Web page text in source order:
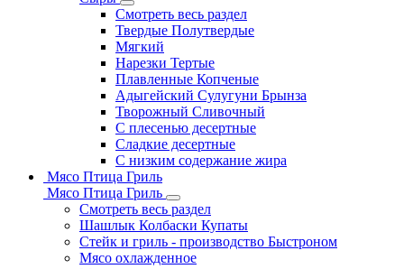
Смотреть весь раздел
Твердые Полутвердые
Мягкий
Нарезки Тертые
Плавленные Копченые
Адыгейский Сулугуни Брынза
Творожный Сливочный
С плесенью десертные
Сладкие десертные
С низким содержание жира
Мясо Птица Гриль
Мясо Птица Гриль
Смотреть весь раздел
Шашлык Колбаски Купаты
Стейк и гриль - производство Быстроном
Мясо охлажденное